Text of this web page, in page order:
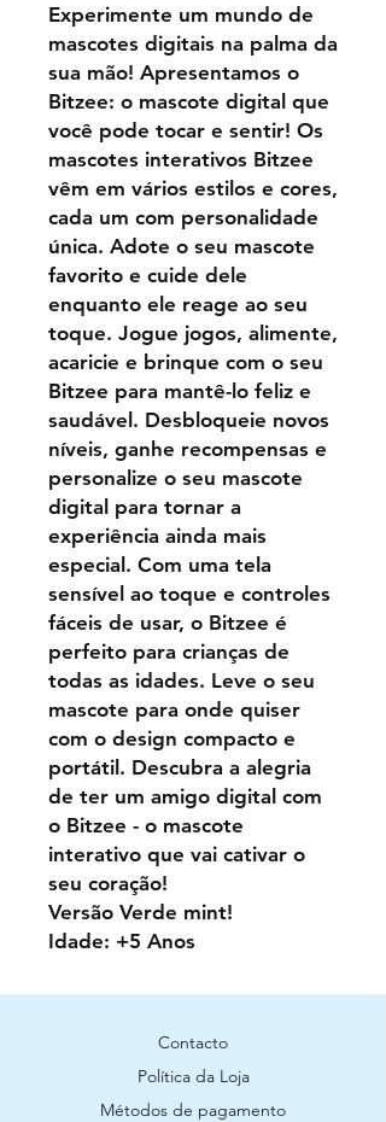
Experimente um mundo de
mascotes digitais na palma da
sua mão! Apresentamos o
Bitzee: o mascote digital que
você pode tocar e sentir! Os
mascotes interativos Bitzee
vêm em vários estilos e cores,
cada um com personalidade
única. Adote o seu mascote
favorito e cuide dele
enquanto ele reage ao seu
toque. Jogue jogos, alimente,
acaricie e brinque com o seu
Bitzee para mantê-lo feliz e
saudável. Desbloqueie novos
níveis, ganhe recompensas e
personalize o seu mascote
digital para tornar a
experiência ainda mais
especial. Com uma tela
sensível ao toque e controles
fáceis de usar, o Bitzee é
perfeito para crianças de
todas as idades. Leve o seu
mascote para onde quiser
com o design compacto e
portátil. Descubra a alegria
de ter um amigo digital com
o Bitzee - o mascote
interativo que vai cativar o
seu coração!
Versão Verde mint!
Idade: +5 Anos
Contacto
Política da Loja
Métodos de pagamento